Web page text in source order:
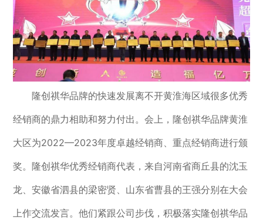
隆创祺华品牌的快速发展离不开黄淮海区域很多优秀
经销商的鼎力相助和努力付出。会上，隆创祺华品牌黄淮
大区为2022—2023年度卓越经销商、重点经销商进行颁
奖。隆创祺华优秀经销商代表，来自河南省商丘县的沈玉
龙、安徽省泗县的梁密贤、山东省曹县的王强分别在大会
上作交流发言。他们紧跟公司步伐，积极落实隆创祺华品